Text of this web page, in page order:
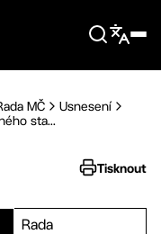
MČ
Usnesení
sta...
Tisknout
Rada